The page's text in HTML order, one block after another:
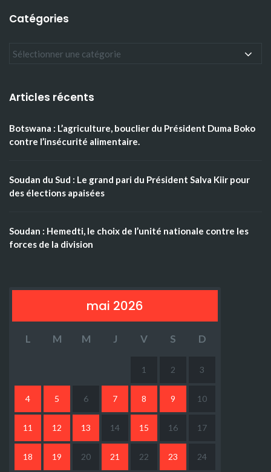
Catégories
Articles récents
Botswana : L’agriculture, bouclier du Président Duma Boko
contre l’insécurité alimentaire.
Soudan du Sud : Le grand pari du Président Salva Kiir pour
des élections apaisées
Soudan : Hemedti, le choix de l’unité nationale contre les
forces de la division
mai 2026
L M M J V S D
1 2 3
4 5 6 7 8 9 10
11 12 13 14 15 16 17
18 19 20 21 22 23 24